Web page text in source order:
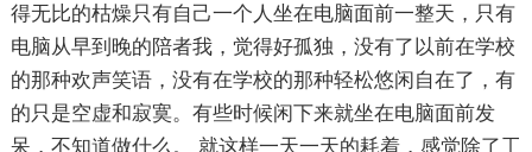
得无比的枯燥只有自己一个人坐在电脑面前一整天，只有
电脑从早到晚的陪者我，觉得好孤独，没有了以前在学校
的那种欢声笑语，没有在学校的那种轻松悠闲自在了，有
的只是空虚和寂寞。有些时候闲下来就坐在电脑面前发
呆，不知道做什么。 就这样一天一天的耗着，感觉除了工